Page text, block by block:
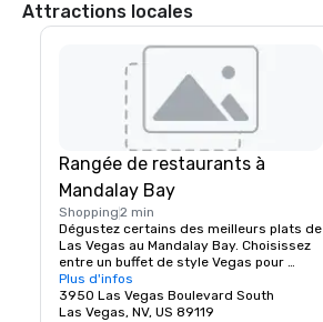
Attractions locales
Rangée de restaurants à
Mandalay Bay
Shopping2 min
Dégustez certains des meilleurs plats de
Las Vegas au Mandalay Bay. Choisissez
entre un buffet de style Vegas pour
toutes les réservations de plats ou de
restaurants raffinés.
Plus d'infos
3950 Las Vegas Boulevard South
Las Vegas, NV, US 89119